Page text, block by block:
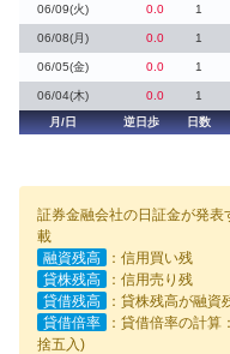
06/09(火) 0.0 1
06/08(月) 0.0 1
06/05(金) 0.0 1
06/04(木) 0.0 1
月/日
逆日歩 日数
証券金融会社の日証金が発
載
融資残高
：信用買い残
貸株残高
：信用売り残
貸借残高
：貸株残高が融資
貸借倍率
：貸借倍率の計算
捨五入)